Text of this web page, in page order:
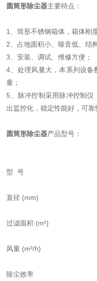
圆筒形除尘器主要特点：
1、筒形不锈钢箱体，箱体刚
2、占地面积小、噪音低、结
3、安装、调试、维修方便；
4、处理风量大，本系列设
量；
5、脉冲控制采用脉冲控制
出监控化，稳定性能好，可靠
圆筒形除尘器产品型号：
型 号
直径 (mm)
过滤面积 (m²)
风量 (m³/h)
除尘效率